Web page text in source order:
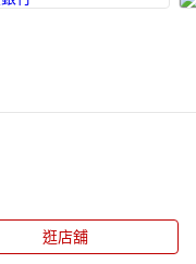
逛店舖